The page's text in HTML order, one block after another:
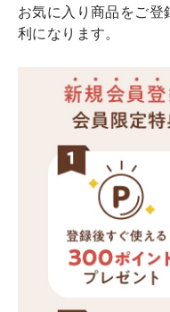
お気に入り商品をご登
利になります。